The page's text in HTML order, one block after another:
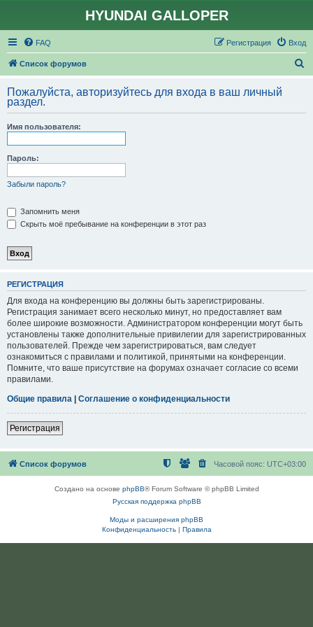
HYUNDAI GALLOPER
FAQ Вход
Регистрация
Список форумов
с
Пожалуйста, авторизуйтесь для входа в ваш личный
раздел.
Имя пользователя:
Пароль:
Забыли пароль?
Запомнить меня
Скрыть моё пребывание на конференции в этот раз
РЕГИСТРАЦИЯ
Для входа на конференцию вы должны быть зарегистрированы.
Регистрация занимает всего несколько минут, но предоставляет вам
более широкие возможности. Администратором конференции могут быть
установлены также дополнительные привилегии для зарегистрированных
пользователей. Прежде чем зарегистрироваться, вам следует
ознакомиться с правилами и политикой, принятыми на конференции.
Помните, что ваше присутствие на форумах означает согласие со всеми
правилами.
Общие правила | Соглашение о конфиденциальности
Регистрация
Список форумов Часовой пояс: UTC+03:00
Создано на основе phpBB® Forum Software © phpBB Limited
Русская поддержка phpBB
Моды и расширения phpBB
Конфиденциальность| Правила